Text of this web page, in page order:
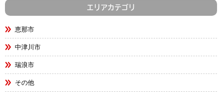
エリアカテゴリ
恵那市
中津川市
瑞浪市
その他